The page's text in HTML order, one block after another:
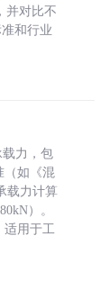
并对比不
和行业
力，包
（如《混
载力计算
）。
适用于工